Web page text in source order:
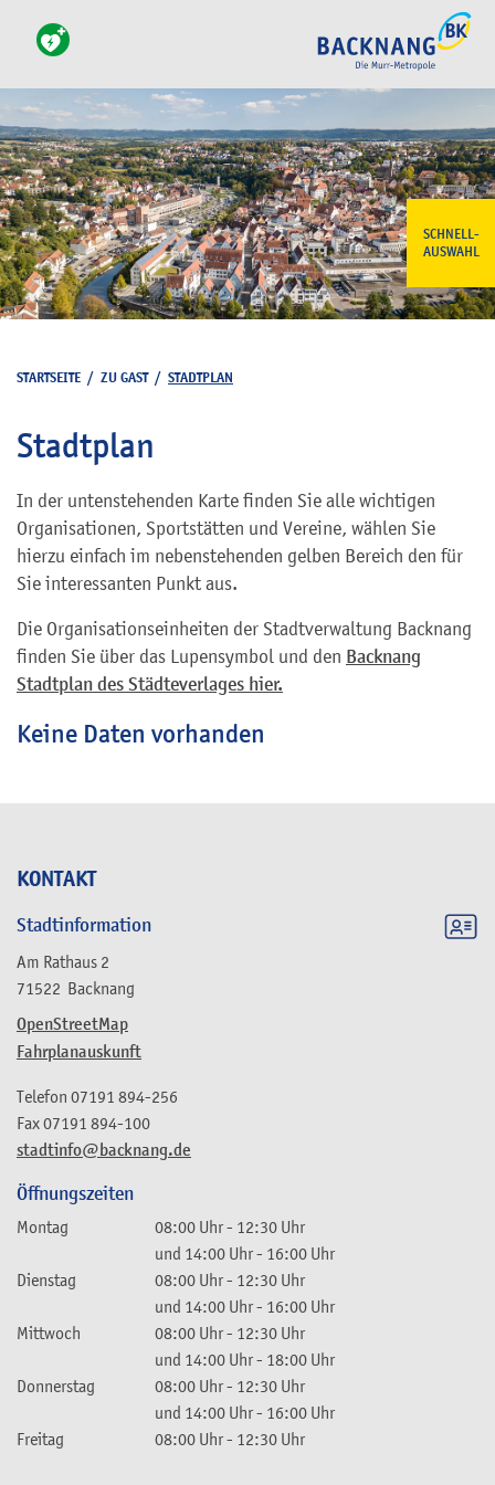
SCHNELL-
AUSWAHL
KONTAKT
Stadtinformation
Am Rathaus 2
71522 Backnang
OpenStreetMap
Fahrplanauskunft
stadtinfo@backnang.de
Telefon 07191 894-256
Fax07191 894-100
Öffnungszeiten
Montag 08:00 Uhr- 12:30 Uhr
und 14:00 Uhr- 16:00 Uhr
Dienstag
08:00 Uhr- 12:30 Uhr
und 14:00 Uhr- 16:00 Uhr
Mittwoch
08:00 Uhr- 12:30 Uhr
und 14:00 Uhr- 18:00 Uhr
Donnerstag
08:00 Uhr- 12:30 Uhr
und 14:00 Uhr- 16:00 Uhr
Freitag
08:00 Uhr- 12:30 Uhr
STARTSEITE / ZU GAST/ STADTPLAN
Stadtplan
In der untenstehenden Karte finden Sie alle wichtigen
Organisationen, Sportstätten und Vereine, wählen Sie
hierzu einfach im nebenstehenden gelben Bereich den für
Sie interessanten Punkt aus.
Die Organisationseinheiten der Stadtverwaltung Backnang
finden Sie über das Lupensymbol und den Backnang
Stadtplan des Städteverlages hier.
Keine Daten vorhanden